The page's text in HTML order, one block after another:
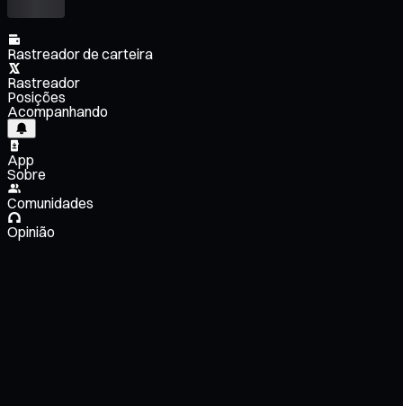
Rastreador de carteira
Rastreador
Posições
Acompanhando
App
Sobre
Comunidades
Opinião